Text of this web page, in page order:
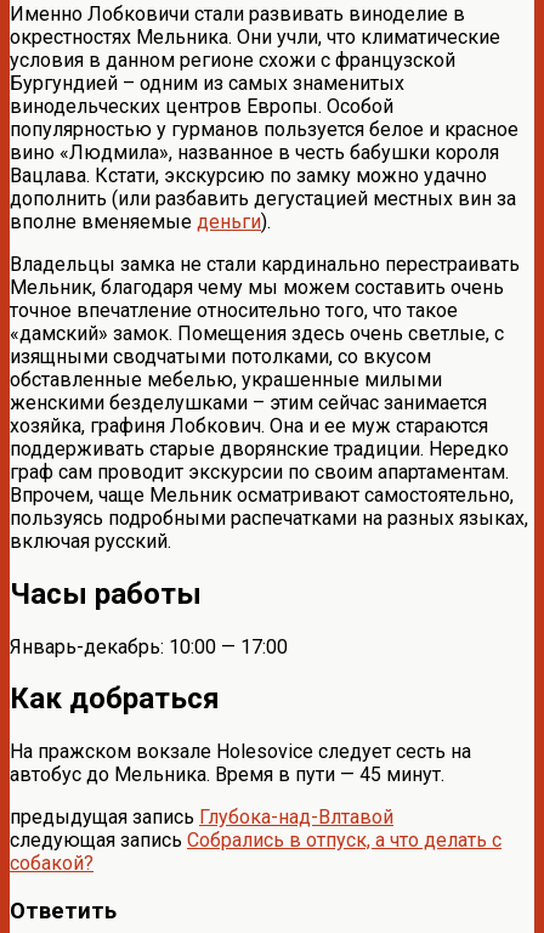
Именно Лобковичи стали развивать виноделие в
окрестностях Мельника. Они учли, что климатические
условия в данном регионе схожи с французской
Бургундией – одним из самых знаменитых
винодельческих центров Европы. Особой
популярностью у гурманов пользуется белое и красное
вино «Людмила», названное в честь бабушки короля
Вацлава. Кстати, экскурсию по замку можно удачно
дополнить (или разбавить дегустацией местных вин за
вполне вменяемые деньги).
Владельцы замка не стали кардинально перестраивать
Мельник, благодаря чему мы можем составить очень
точное впечатление относительно того, что такое
«дамский» замок. Помещения здесь очень светлые, с
изящными сводчатыми потолками, со вкусом
обставленные мебелью, украшенные милыми
женскими безделушками – этим сейчас занимается
хозяйка, графиня Лобкович. Она и ее муж стараются
поддерживать старые дворянские традиции. Нередко
граф сам проводит экскурсии по своим апартаментам.
Впрочем, чаще Мельник осматривают самостоятельно,
пользуясь подробными распечатками на разных языках,
включая русский.
Часы работы
Январь-декабрь: 10:00 — 17:00
Как добраться
На пражском вокзале Holesovice следует сесть на
автобус до Мельника. Время в пути — 45 минут.
предыдущая запись Глубока-над-Влтавой
следующая запись Собрались в отпуск, а что делать с
собакой?
Ответить